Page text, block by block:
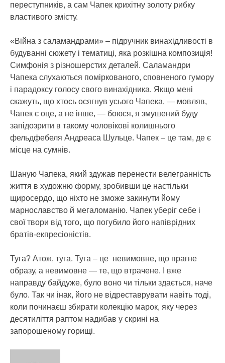
переступників, а сам Чапек крихітну золоту рибку
властивого змісту.
«Війна з саламандрами» – підручник винахідливості в
будуванні сюжету і тематиці, яка розкішна композиція!
Симфонія з різношерстих деталей. Саламандри
Чапека слухаються поміркованого, сповненого гумору
і парадоксу голосу свого винахідника. Якщо мені
скажуть, що хтось осягнув усього Чапека, — мовляв,
Чапек є оце, а не інше, — боюся, я змушений буду
запідозрити в такому чоловікові колишнього
фельдфебеля Андреаса Шульце. Чапек – це там, де є
місце на сумнів.
Шаную Чапека, який здужав перенести велегранність
життя в художню форму, зробивши це настільки
щиросердо, що ніхто не зможе закинути йому
марнославство й мегаломанію. Чапек уберіг себе і
свої твори від того, що погубило його напіврідних
братів-екпресіоністів.
Туга? Атож, туга. Туга – це невимовне, що прагне
образу, а невимовне — те, що втрачене. І вже
направду байдуже, було воно чи тільки здається, наче
було. Так чи інак, його не відреставрувати навіть тоді,
коли починаєш збирати колекцію марок, яку через
десятиліття раптом надибав у скрині на
запорошеному горищі.